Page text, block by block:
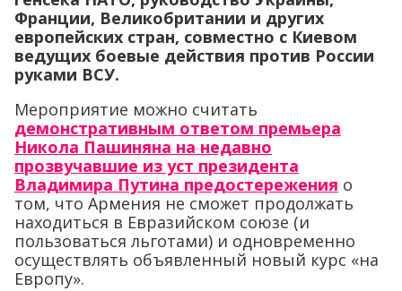
Франции, Великобритании и других
европейских стран, совместно с Киевом
ведущих боевые действия против России
руками ВСУ.
Мероприятие можно считать
демонстративным ответом премьера
Никола Пашиняна на недавно
прозвучавшие из уст президента
Владимира Путина предостережения о
том, что Армения не сможет продолжать
находиться в Евразийском союзе (и
пользоваться льготами) и одновременно
осуществлять объявленный новый курс «на
Европу».